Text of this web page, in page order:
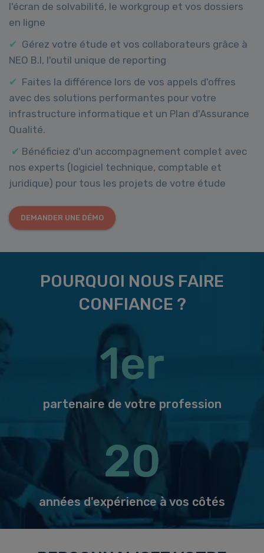
l'écran de solvabilité, le workgroup et vos dossiers
en ligne
✔ Gérez votre étude et vos collaborateurs grâce à
NEO B.I, l'outil unique de reporting
✔ Faites la différence lors de vos appels d'offres
avec des solutions performantes pour votre
infrastructure informatique et un Plan d'Assurance
Qualité.
✔ Bénéficiez d'un accompagnement complet avec
nos experts (logiciel technique, comptable et
juridique) pour tous les projets de votre étude
DEMANDER UNE DÉMO
POURQUOI NOUS FAIRE
CONFIANCE ?
1er
partenaire de votre profession
20
années d'expérience à vos côtés